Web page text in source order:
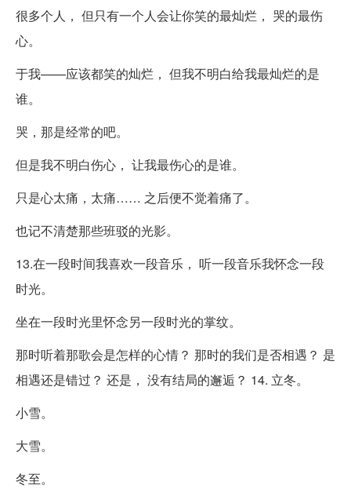
很多个人， 但只有一个人会让你笑的最灿烂， 哭的最伤
心。
于我——应该都笑的灿烂， 但我不明白给我最灿烂的是
谁。
哭，那是经常的吧。
但是我不明白伤心， 让我最伤心的是谁。
只是心太痛，太痛…… 之后便不觉着痛了。
也记不清楚那些班驳的光影。
13.在一段时间我喜欢一段音乐， 听一段音乐我怀念一段
时光。
坐在一段时光里怀念另一段时光的掌纹。
那时听着那歌会是怎样的心情？ 那时的我们是否相遇？ 是
相遇还是错过？ 还是， 没有结局的邂逅？ 14. 立冬。
小雪。
大雪。
冬至。